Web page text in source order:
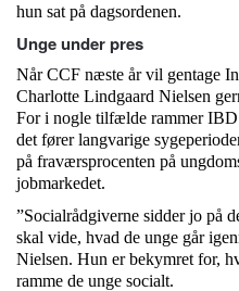
hun sat på dagsordenen.
Unge under pres
Når CCF næste år vil gentage
Charlotte Lindgaard Nielsen
For i nogle tilfælde rammer IBD
det fører langvarige
på fraværsprocenten på
jobmarkedet.
”Socialrådgiverne sidder jo på
skal vide, hvad de unge går
Nielsen. Hun er bekymret for,
ramme de unge socialt.